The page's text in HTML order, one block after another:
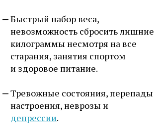
Быстрый набор веса,
невозможность сбросить лишние
килограммы несмотря на все
старания, занятия спортом
и здоровое питание.
Тревожные состояния, перепады
настроения, неврозы и
депрессии.